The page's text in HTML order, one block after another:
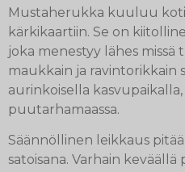
Mustaherukka kuuluu
kärkikaartiin. Se on
joka menestyy lähes missä
maukkain ja ravintorikkain
aurinkoisella kasvupaikalla,
puutarhamaassa.
Säännöllinen leikkaus
satoisana. Varhain